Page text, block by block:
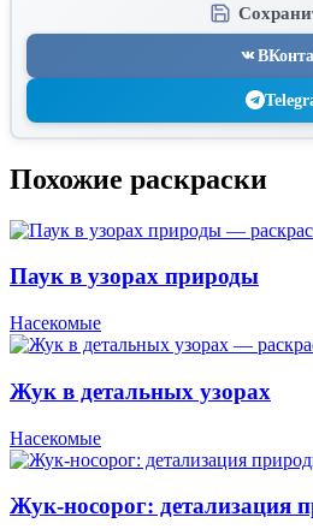
Похожие раскраски
Паук в узорах природы
Насекомые
Жук в детальных узорах
Насекомые
Жук-носорог: детализация